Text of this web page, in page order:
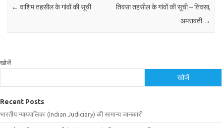
← वाशिम तहसील के गांवों की सूची
तिवसा तहसील के गांवों की सूची – तिवसा,
अमरावती →
खोजें
खोजें
Recent Posts
भारतीय न्यायपालिका (Indian Judiciary) की सामान्य जानकारी